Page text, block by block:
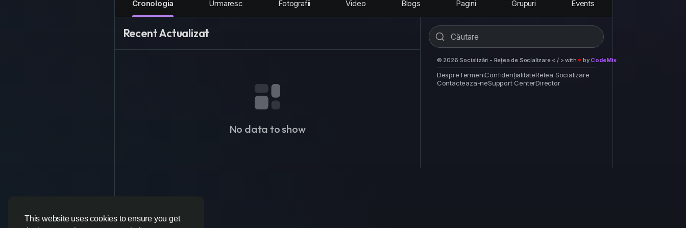
This website uses cookies to ensure you get
Cronologia Urmaresc Fotografii Video Blogs Pagini Grupuri Events
© 2026 Socializări - Rețea de Socializare < / > with♥ by CodeMix
DespreTermeniConfidențialitateRetea Socializare
Contacteaza-neSupport CenterDirector
Recent Actualizat
No data to show